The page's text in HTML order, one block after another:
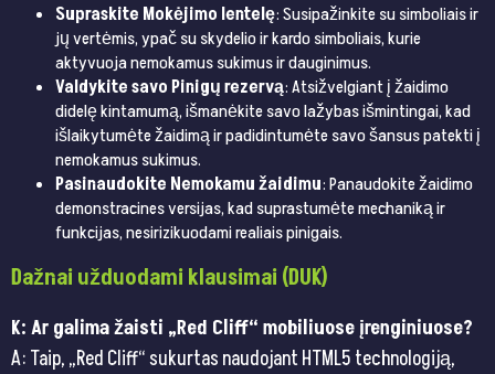
Supraskite Mokėjimo lentelę: Susipažinkite su simboliais ir
jų vertėmis, ypač su skydelio ir kardo simboliais, kurie
aktyvuoja nemokamus sukimus ir dauginimus.
Valdykite savo Pinigų rezervą: Atsižvelgiant į žaidimo
didelę kintamumą, išmanėkite savo lažybas išmintingai, kad
išlaikytumėte žaidimą ir padidintumėte savo šansus patekti į
nemokamus sukimus.
Pasinaudokite Nemokamu žaidimu: Panaudokite žaidimo
demonstracines versijas, kad suprastumėte mechaniką ir
funkcijas, nesirizikuodami realiais pinigais.
Dažnai užduodami klausimai (DUK)
K: Ar galima žaisti „Red Cliff“ mobiliuose įrenginiuose?
A: Taip, „Red Cliff“ sukurtas naudojant HTML5 technologiją,